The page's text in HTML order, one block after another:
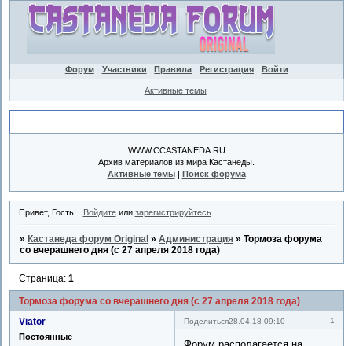
Форум Участники Правила Регистрация Войти
Активные темы
WWW.CCASTANEDA.RU
Архив материалов из мира Кастанеды.
Активные темы| Поиск форума
Привет, Гость! Войдитеили зарегистрируйтесь.
» Кастанеда форум Original »Администрация »Тормоза форума
со вчерашнего дня (с 27 апреля 2018 года)
Тормоза форума со вчерашнего дня (с 27 апреля 2018 года)
Страница:1
Поделиться 1
28.04.18 09:10
Viator
Постоянные